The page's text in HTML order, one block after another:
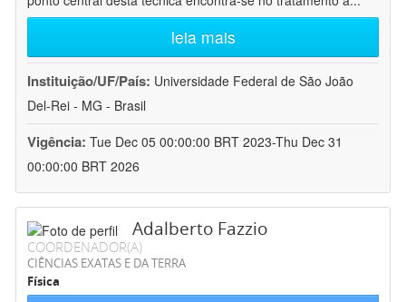
leia mais
Instituição/UF/País: Universidade Federal de São João
Del-Rei - MG - Brasil
Vigência: Tue Dec 05 00:00:00 BRT 2023-Thu Dec 31
00:00:00 BRT 2026
Adalberto Fazzio
COORDENADOR(A)
CIÊNCIAS EXATAS E DA TERRA
Física